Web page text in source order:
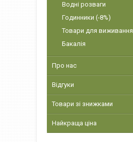
4820012962174
Водні розваги
Годинники (-8%)
Товари для виживання
Бакалія
Про нас
Відгуки
Товари зі знижками
Найкраща ціна